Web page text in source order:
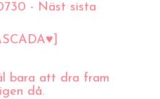
- Näst sista
bara att dra fram
då.